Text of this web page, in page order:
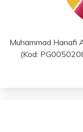
Muhammad Hanafi
(Kod: